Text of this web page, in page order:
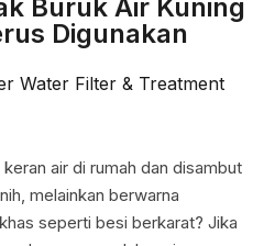
Buruk Air Kuning
Digunakan
Water Filter & Treatment
air di rumah dan disambut
melainkan berwarna
seperti besi berkarat? Jika